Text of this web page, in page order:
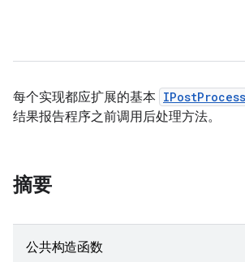
每个实现都应扩展的基本
结果报告程序之前调用后处理方法。
摘要
公共构造函数